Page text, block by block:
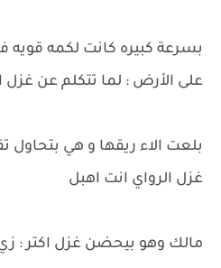
بسرعة كبيره كانت لكمه
على الأرض : لما تتكلم عن غزل
بلعت الاء ريقها و هي
غزل الرواي انت اهبل
مالك وهو بيحضن غزل اكتر :